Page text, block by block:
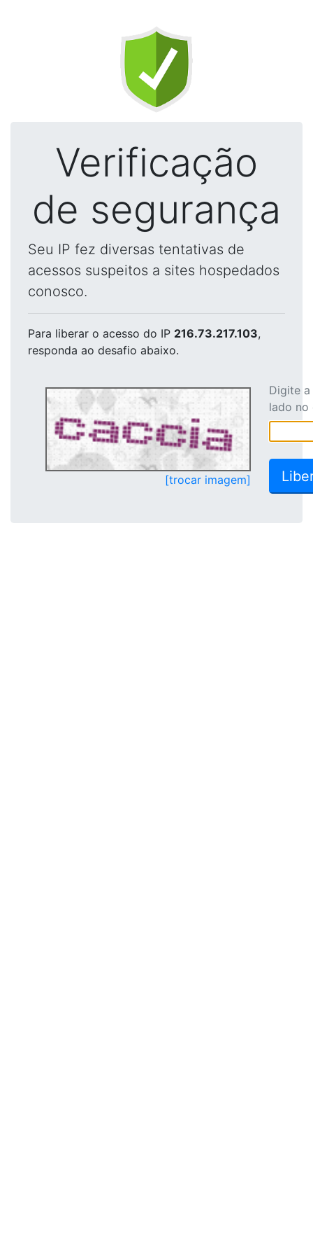
Verificação
de segurança
Seu IP fez diversas tentativas de
acessos suspeitos a sites hospedados
conosco.
Para liberar o acesso do IP 216.73.217.103,
responda ao desafio abaixo.
[trocar imagem]
Digite
lado no